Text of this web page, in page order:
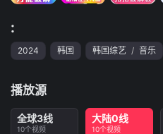
:
2024 韩国 韩国综艺 / 音乐
播放源
全球3线
10个视频
大陆0线
10个视频